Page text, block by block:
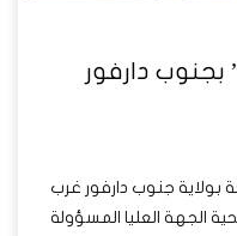
بجنوب دارفور
الصحة بولاية جنوب دارفور غرب
الجهة العليا المسؤولة